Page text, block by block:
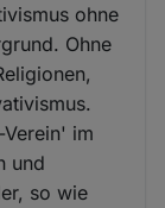
ohne
Ohne
im
und
so wie